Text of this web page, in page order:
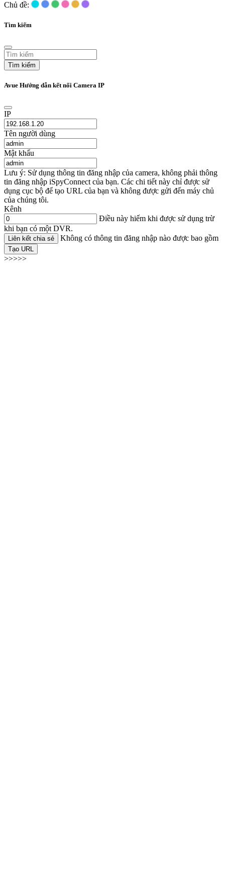
Chủ đề:
Tìm kiếm
Tìm kiếm
Avue Hướng dẫn kết nối Camera IP
IP
Tên người dùng
Mật khẩu
Lưu ý: Sử dụng thông tin đăng nhập của camera, không phải thông
tin đăng nhập iSpyConnect của bạn. Các chi tiết này chỉ được sử
dụng cục bộ để tạo URL của bạn và không được gửi đến máy chủ
của chúng tôi.
Kênh
Điều này hiếm khi được sử dụng trừ
khi bạn có một DVR.
Liên kết chia sẻ Không có thông tin đăng nhập nào được bao gồm
Tạo URL
>>>>>